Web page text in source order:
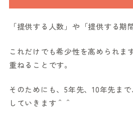
「提供する人数」や「提供する期
これだけでも希少性を高められま
重ねることです。
そのためにも、5年先、10年先ま
していきます＾＾